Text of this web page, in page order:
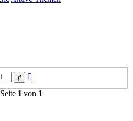
Suche
1 von 1